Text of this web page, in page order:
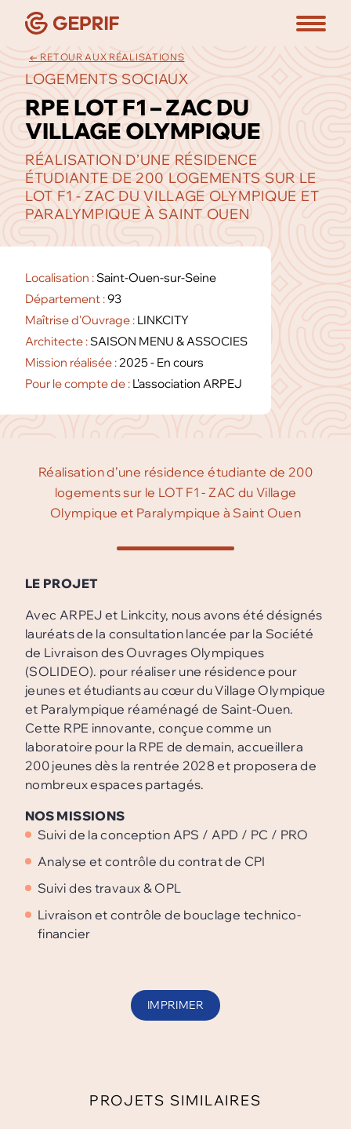
← RETOUR AUX RÉALISATIONS
LOGEMENTS SOCIAUX
RPE LOT F1 – ZAC DU
VILLAGE OLYMPIQUE
RÉALISATION D’UNE RÉSIDENCE
ÉTUDIANTE DE 200 LOGEMENTS SUR LE
LOT F1 - ZAC DU VILLAGE OLYMPIQUE ET
PARALYMPIQUE À SAINT OUEN
Localisation :Saint-Ouen-sur-Seine
Département :93
Maîtrise d'Ouvrage : LINKCITY
Architecte :SAISON MENU & ASSOCIES
Mission réalisée :2025 - En cours
Pour le compte de : L'association ARPEJ
Réalisation d’une résidence étudiante de 200
logements sur le LOT F1 - ZAC du Village
Olympique et Paralympique à Saint Ouen
LE PROJET
Avec ARPEJ et Linkcity, nous avons été désignés
lauréats de la consultation lancée par la Société
de Livraison des Ouvrages Olympiques
(SOLIDEO). pour réaliser une résidence pour
jeunes et étudiants au cœur du Village Olympique
et Paralympique réaménagé de Saint-Ouen.
Cette RPE innovante, conçue comme un
laboratoire pour la RPE de demain, accueillera
200 jeunes dès la rentrée 2028 et proposera de
nombreux espaces partagés.
NOS MISSIONS
Suivi de la conception APS / APD / PC / PRO
Analyse et contrôle du contrat de CPI
Suivi des travaux & OPL
Livraison et contrôle de bouclage technico-
financier
IMPRIMER
PROJETS SIMILAIRES